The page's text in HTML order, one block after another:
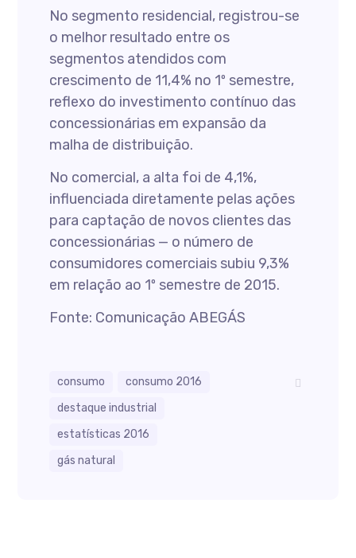
No segmento residencial, registrou-se
o melhor resultado entre os
segmentos atendidos com
crescimento de 11,4% no 1º semestre,
reflexo do investimento contínuo das
concessionárias em expansão da
malha de distribuição.
No comercial, a alta foi de 4,1%,
influenciada diretamente pelas ações
para captação de novos clientes das
concessionárias — o número de
consumidores comerciais subiu 9,3%
em relação ao 1º semestre de 2015.
Fonte: Comunicação ABEGÁS
consumo
consumo 2016
destaque industrial
estatísticas 2016
gás natural